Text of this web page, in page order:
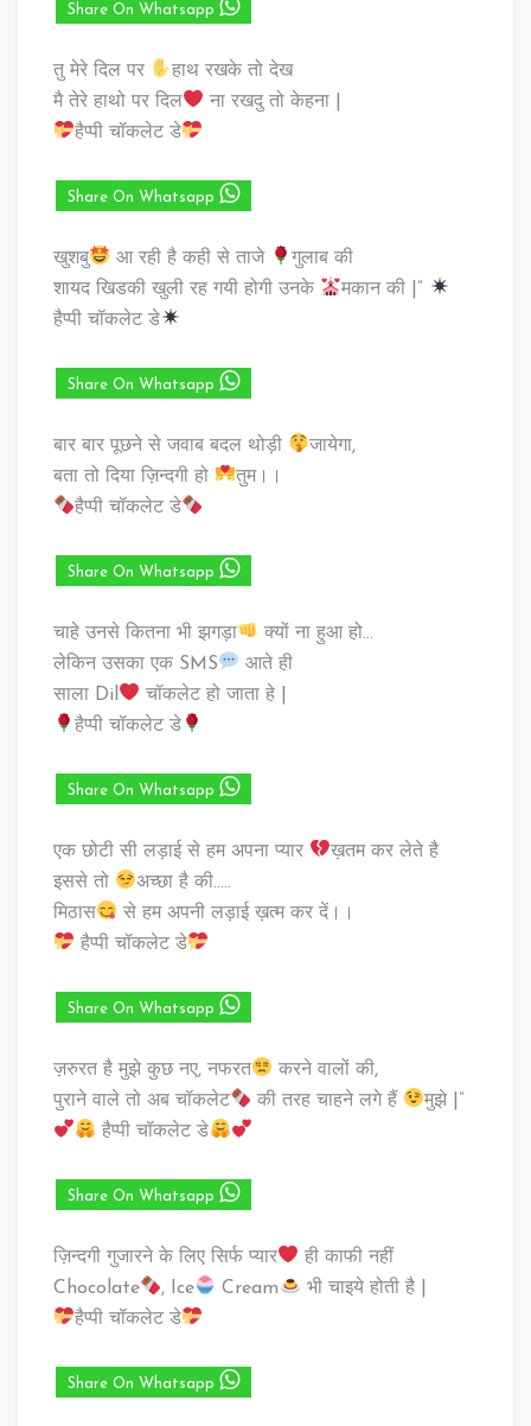
Share On Whatsapp
तु मेरे दिल पर
हाथ रखके तो देख
मै तेरे हाथो पर दिल
ना रखदु तो केहना |
हैप्पी चॉकलेट डे
Share On Whatsapp
खुशबु आ रही है कही से ताजे
गुलाब की
शायद खिडकी खुली रह गयी होगी उनके
मकान की |”
हैप्पी चॉकलेट डे
Share On Whatsapp
बार बार पूछने से जवाब बदल थोड़ी
जायेगा,
बता तो दिया ज़िन्दगी हो
तुम।।
हैप्पी चॉकलेट डे
Share On Whatsapp
चाहे उनसे कितना भी ‪झगड़ा
क्यों ना हुआ हो…
लेकिन उसका ‪एक SMS
आते ही
‎साला Dil
चॉकलेट हो जाता हे |
हैप्पी चॉकलेट डे
Share On Whatsapp
एक छोटी सी लड़ाई से हम अपना प्यार
ख़तम कर लेते है
इससे तो
अच्छा है की…..
मिठास
से हम अपनी लड़ाई ख़त्म कर दें।।
हैप्पी चॉकलेट डे
Share On Whatsapp
ज़रुरत है मुझे कुछ नए, नफरत
करने वालों की,
पुराने वाले तो अब चॉकलेट
की तरह चाहने लगे हैं
मुझे |”
हैप्पी चॉकलेट डे
Share On Whatsapp
ज़िन्दगी गुजारने के लिए सिर्फ प्यार
ही काफी नहीं
‎Chocolate
, Ice Cream
भी चाइये होती है |
हैप्पी चॉकलेट डे
Share On Whatsapp